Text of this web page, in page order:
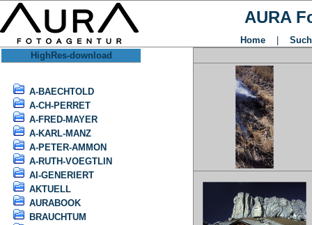
AURA
Home
HighRes-download
A-BAECHTOLD
A-CH-PERRET
A-FRED-MAYER
A-KARL-MANZ
A-PETER-AMMON
A-RUTH-VOEGTLIN
AI-GENERIERT
AKTUELL
AURABOOK
BRAUCHTUM